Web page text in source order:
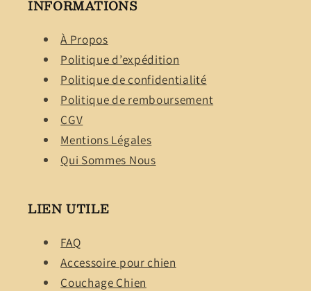
INFORMATIONS
À Propos
Politique d’expédition
Politique de confidentialité
Politique de remboursement
CGV
Mentions Légales
Qui Sommes Nous
LIEN UTILE
FAQ
Accessoire pour chien
Couchage Chien